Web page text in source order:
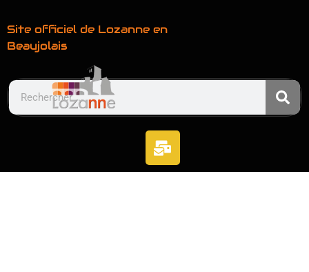
Site officiel de Lozanne en
Beaujolais